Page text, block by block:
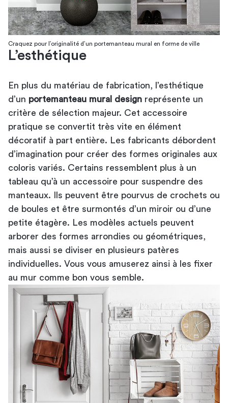
Craquez pour l’originalité d’un portemanteau mural en forme de ville
L’esthétique
En plus du matériau de fabrication, l’esthétique
d’un portemanteau mural design représente un
critère de sélection majeur. Cet accessoire
pratique se convertit très vite en élément
décoratif à part entière. Les fabricants débordent
d’imagination pour créer des formes originales aux
coloris variés. Certains ressemblent plus à un
tableau qu’à un accessoire pour suspendre des
manteaux. Ils peuvent être pourvus de crochets ou
de boules et être surmontés d’un miroir ou d’une
petite étagère. Les modèles actuels peuvent
arborer des formes arrondies ou géométriques,
mais aussi se diviser en plusieurs patères
individuelles. Vous vous amuserez ainsi à les fixer
au mur comme bon vous semble.